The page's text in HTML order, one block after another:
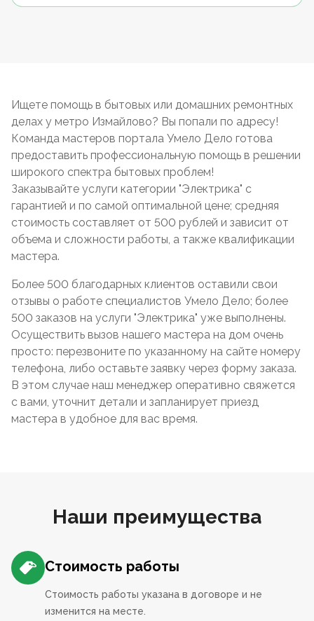
Ищете помощь в бытовых или домашних ремонтных
делах у метро Измайлово? Вы попали по адресу!
Команда мастеров портала Умело Дело готова
предоставить профессиональную помощь в решении
широкого спектра бытовых проблем!
Заказывайте услуги категории "Электрика" с
гарантией и по самой оптимальной цене; средняя
стоимость составляет от 500 рублей и зависит от
объема и сложности работы, а также квалификации
мастера.
Более 500 благодарных клиентов оставили свои
отзывы о работе специалистов Умело Дело; более
500 заказов на услуги "Электрика" уже выполнены.
Осуществить вызов нашего мастера на дом очень
просто: перезвоните по указанному на сайте номеру
телефона, либо оставьте заявку через форму заказа.
В этом случае наш менеджер оперативно свяжется
с вами, уточнит детали и запланирует приезд
мастера в удобное для вас время.
Наши преимущества
Стоимость работы
Стоимость работы указана в договоре и не
изменится на месте.